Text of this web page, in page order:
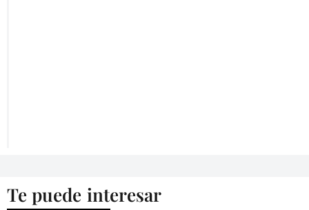
Te puede interesar